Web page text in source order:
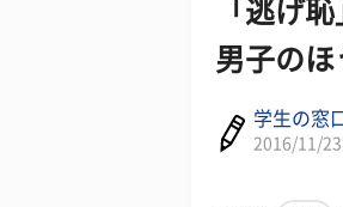
「逃げ
男子の
学生の窓
2016/11/23